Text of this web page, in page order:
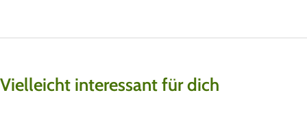
Vielleicht interessant für dich